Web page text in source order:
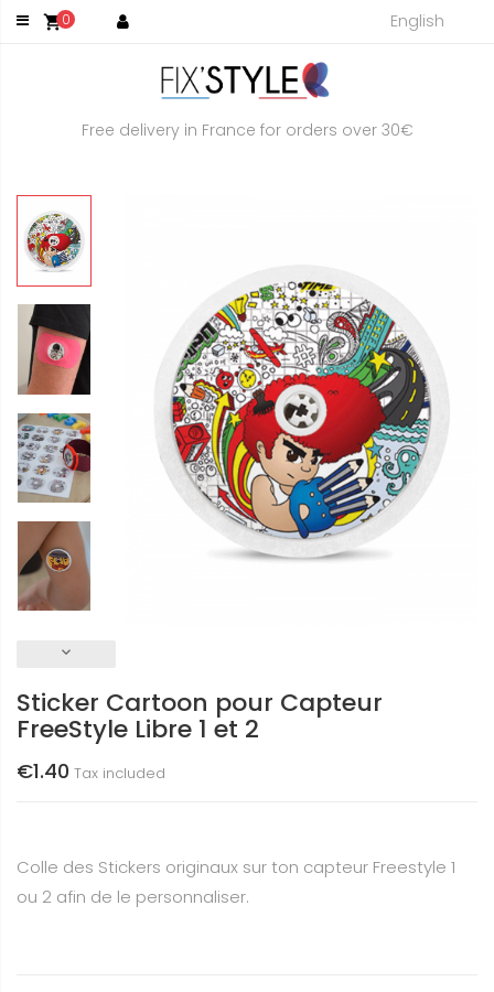
shopping_cart0 English
Free delivery in France for orders over 30€
keyboard_arrow_down
Sticker Cartoon pour Capteur
FreeStyle Libre 1 et 2
€1.40 Tax included
Colle des Stickers originaux sur ton capteur Freestyle 1
ou 2 afin de le personnaliser.